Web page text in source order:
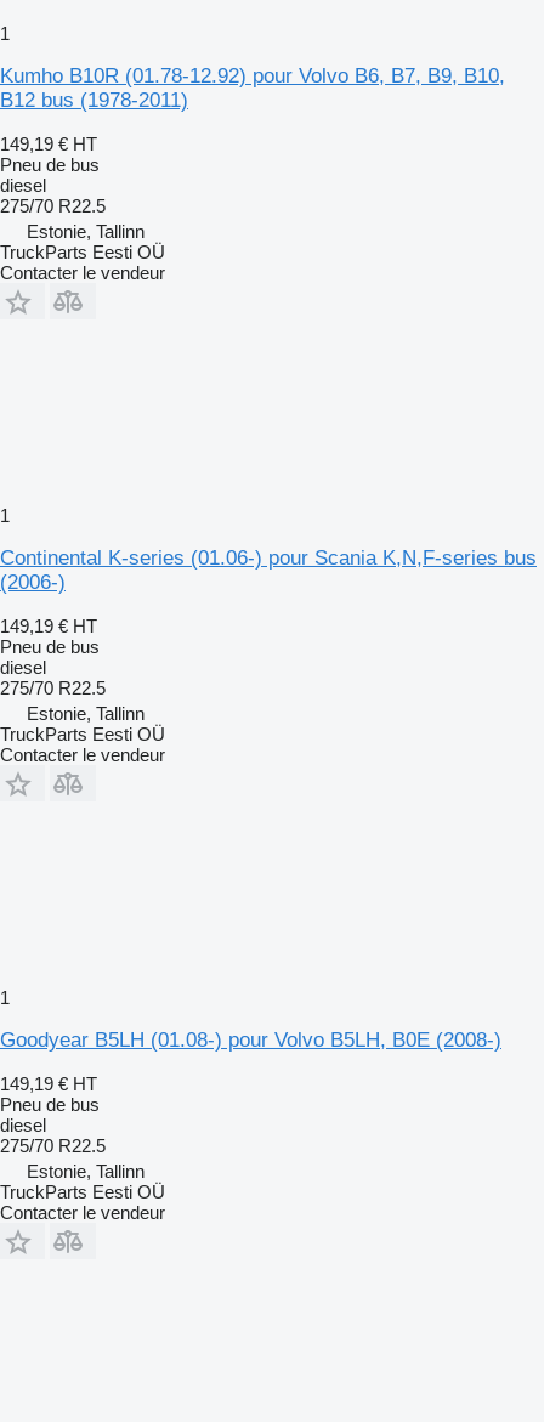
1
Kumho B10R (01.78-12.92) pour Volvo B6, B7, B9, B10,
B12 bus (1978-2011)
149,19 € HT
Pneu de bus
diesel
275/70 R22.5
Estonie, Tallinn
TruckParts Eesti OÜ
Contacter le vendeur
1
Continental K-series (01.06-) pour Scania K,N,F-series bus
(2006-)
149,19 € HT
Pneu de bus
diesel
275/70 R22.5
Estonie, Tallinn
TruckParts Eesti OÜ
Contacter le vendeur
1
Goodyear B5LH (01.08-) pour Volvo B5LH, B0E (2008-)
149,19 € HT
Pneu de bus
diesel
275/70 R22.5
Estonie, Tallinn
TruckParts Eesti OÜ
Contacter le vendeur